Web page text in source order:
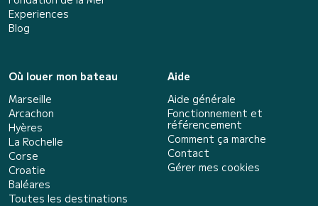
Experiences
Blog
Où louer mon bateau
Marseille
Arcachon
Hyères
La Rochelle
Corse
Croatie
Baléares
Toutes les destinations
Aide
Aide générale
Fonctionnement et
référencement
Comment ça marche
Contact
Gérer mes cookies